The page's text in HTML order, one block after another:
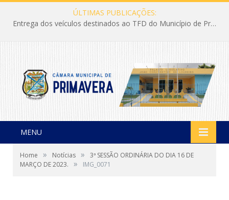
ÚLTIMAS PUBLICAÇÕES:
Entrega dos veículos destinados ao TFD do Município de Primavera
MENU
Home » Notícias »
3ª SESSÃO ORDINÁRIA DO DIA 16 DE
MARÇO DE 2023.
» IMG_0071